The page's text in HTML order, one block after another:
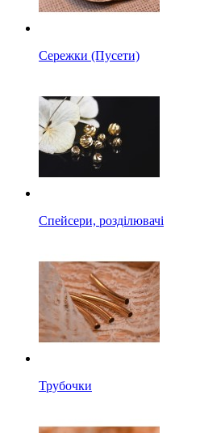
Сережки (Пусети)
Спейсери, розділювачі
Трубочки